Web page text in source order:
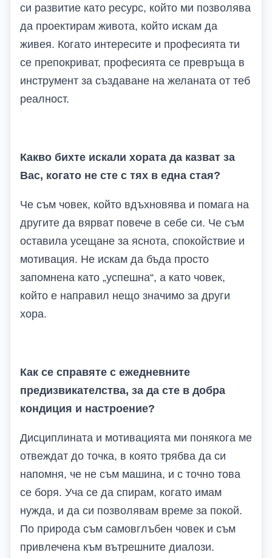
си развитие като ресурс, който ми позволява
да проектирам живота, който искам да
живея. Когато интересите и професията ти
се препокриват, професията се превръща в
инструмент за създаване на желаната от теб
реалност.
Какво бихте искали хората да казват за
Вас, когато не сте с тях в една стая?
Че съм човек, който вдъхновява и помага на
другите да вярват повече в себе си. Че съм
оставила усещане за яснота, спокойствие и
мотивация. Не искам да бъда просто
запомнена като „успешна“, а като човек,
който е направил нещо значимо за други
хора.
Как се справяте с ежедневните
предизвикателства, за да сте в добра
кондиция и настроение?
Дисциплината и мотивацията ми понякога ме
отвеждат до точка, в която трябва да си
напомня, че не съм машина, и с точно това
се боря. Уча се да спирам, когато имам
нужда, и да си позволявам време за покой.
По природа съм самовглъбен човек и съм
привлечена към вътрешните диалози.